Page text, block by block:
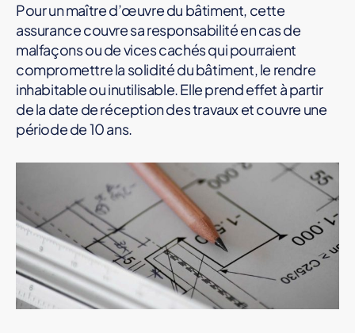
Pour un maître d’œuvre du bâtiment, cette
assurance couvre sa responsabilité en cas de
malfaçons ou de vices cachés qui pourraient
compromettre la solidité du bâtiment, le rendre
inhabitable ou inutilisable. Elle prend effet à partir
de la date de réception des travaux et couvre une
période de 10 ans.